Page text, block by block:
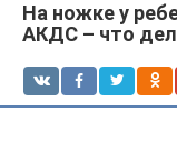
На ножке у
АКДС – что